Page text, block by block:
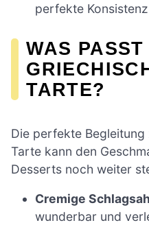
perfekte
WAS
TARTE?
Die perfekte
Tarte kann den
Desserts noch weiter
Cremige
wunderbar und